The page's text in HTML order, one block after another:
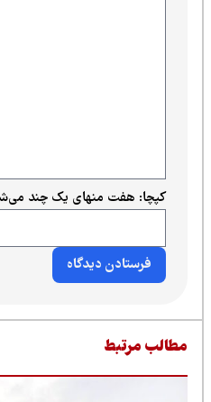
کپچا: هفت منهای یک چند می‌شود؟*
مرتبط